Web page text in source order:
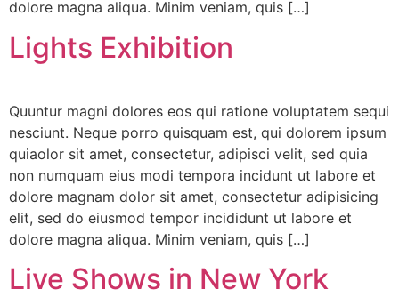
dolore magna aliqua. Minim veniam, quis […]
Lights Exhibition
Quuntur magni dolores eos qui ratione voluptatem sequi
nesciunt. Neque porro quisquam est, qui dolorem ipsum
quiaolor sit amet, consectetur, adipisci velit, sed quia
non numquam eius modi tempora incidunt ut labore et
dolore magnam dolor sit amet, consectetur adipisicing
elit, sed do eiusmod tempor incididunt ut labore et
dolore magna aliqua. Minim veniam, quis […]
Live Shows in New York